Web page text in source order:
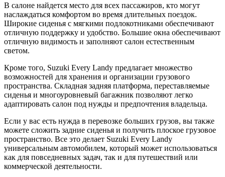
В салоне найдется место для всех пассажиров, кто могут
наслаждаться комфортом во время длительных поездок.
Широкие сиденья с мягкими подлокотниками обеспечивают
отличную поддержку и удобство. Большие окна обеспечивают
отличную видимость и заполняют салон естественным
светом.
Кроме того, Suzuki Every Landy предлагает множество
возможностей для хранения и организации грузового
пространства. Складная задняя платформа, переставляемые
сиденья и многоуровневый багажник позволяют легко
адаптировать салон под нужды и предпочтения владельца.
Если у вас есть нужда в перевозке больших грузов, вы также
можете сложить задние сиденья и получить плоское грузовое
пространство. Все это делает Suzuki Every Landy
универсальным автомобилем, который может использоваться
как для повседневных задач, так и для путешествий или
коммерческой деятельности.